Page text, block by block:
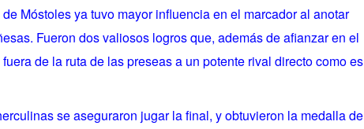
de Móstoles ya tuvo mayor influencia en el marcador al anotar
Fueron dos valiosos logros que, además de afianzar en el
de la ruta de las preseas a un potente rival directo como es
se aseguraron jugar la final, y obtuvieron la medalla de